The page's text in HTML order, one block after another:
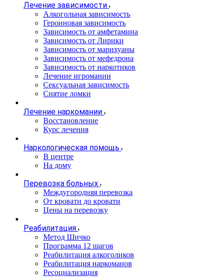
Лечение зависимости
Алкогольная зависимость
Героиновая зависимость
Зависимость от амфетамина
Зависимость от Лирики
Зависимость от марихуаны
Зависимость от мефедрона
Зависимость от наркотиков
Лечение игромании
Сексуальная зависимость
Снятие ломки
Лечение наркомании
Восстановление
Курс лечения
Наркологическая помощь
В центре
На дому
Перевозка больных
Междугородняя перевозка
От кровати до кровати
Цены на перевозку
Реабилитация
Метод Шичко
Программа 12 шагов
Реабилитация алкоголиков
Реабилитация наркоманов
Ресоциализация